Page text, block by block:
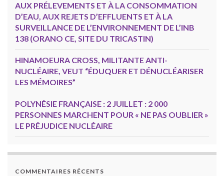
AUX PRÉLEVEMENTS ET À LA CONSOMMATION
D’EAU, AUX REJETS D’EFFLUENTS ET À LA
SURVEILLANCE DE L’ENVIRONNEMENT DE L’INB
138 (ORANO CE, SITE DU TRICASTIN)
HINAMOEURA CROSS, MILITANTE ANTI-
NUCLÉAIRE, VEUT “ÉDUQUER ET DÉNUCLÉARISER
LES MÉMOIRES”
POLYNÉSIE FRANÇAISE : 2 JUILLET : 2 000
PERSONNES MARCHENT POUR « NE PAS OUBLIER »
LE PRÉJUDICE NUCLÉAIRE
COMMENTAIRES RÉCENTS